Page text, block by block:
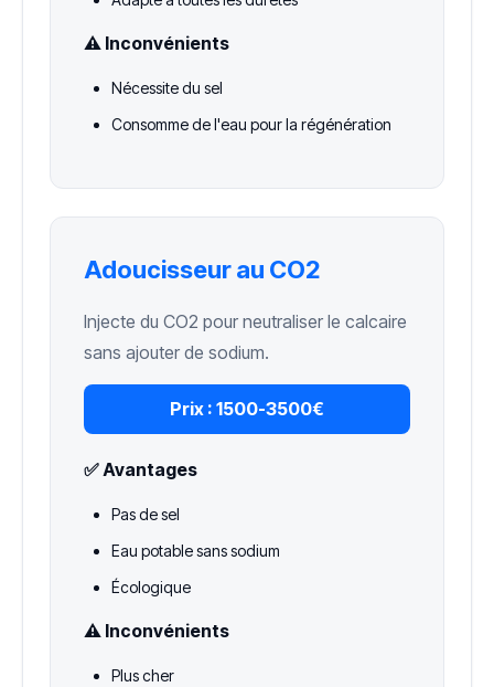
⚠️ Inconvénients
Nécessite du sel
Consomme de l'eau pour la régénération
Adoucisseur au CO2
Injecte du CO2 pour neutraliser le calcaire
sans ajouter de sodium.
Prix : 1500-3500€
✅ Avantages
Pas de sel
Eau potable sans sodium
Écologique
⚠️ Inconvénients
Plus cher